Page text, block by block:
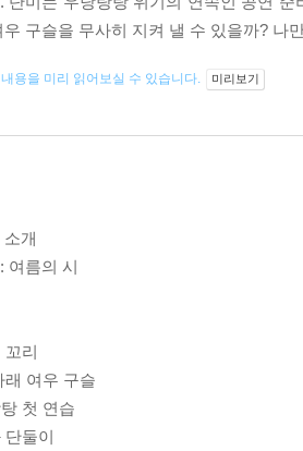
우 구슬을 무사히 지켜 낼 수 있을까? 나
용을 미리 읽어보실 수 있습니다. 미리보기
개
여름의 시
꼬리
래 여우 구슬
첫 연습
단둘이